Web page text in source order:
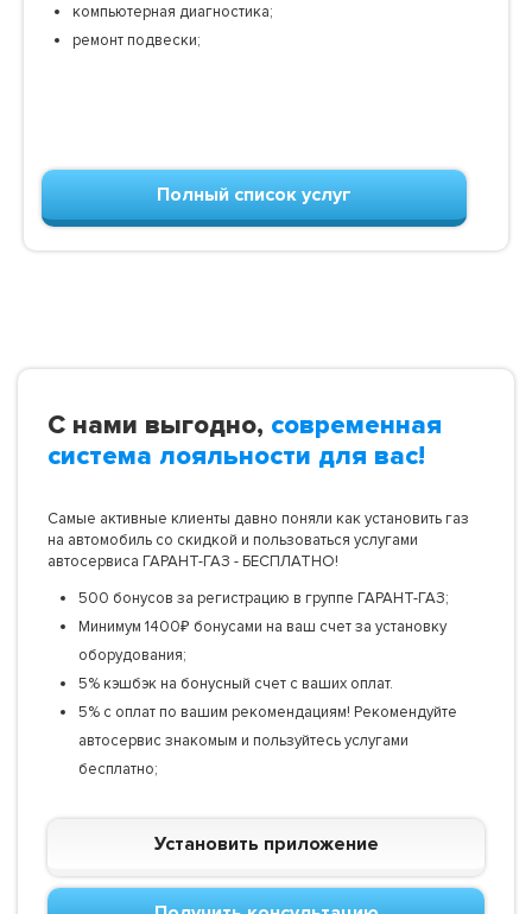
компьютерная диагностика;
ремонт подвески;
Полный список услуг
С нами выгодно, современная
система лояльности для вас!
Самые активные клиенты давно поняли как установить газ
на автомобиль со скидкой и пользоваться услугами
автосервиса ГАРАНТ-ГАЗ - БЕСПЛАТНО!
500 бонусов за регистрацию в группе ГАРАНТ-ГАЗ;
Минимум 1400₽ бонусами на ваш счет за установку
оборудования;
5% кэшбэк на бонусный счет с ваших оплат.
5% с оплат по вашим рекомендациям! Рекомендуйте
автосервис знакомым и пользуйтесь услугами
бесплатно;
Установить приложение